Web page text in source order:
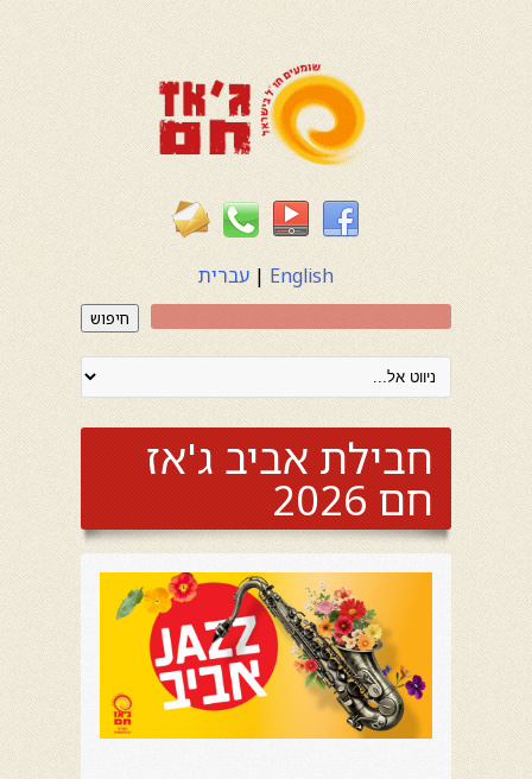
English
| עברית
חיפוש
חבילת אביב ג'אז
חם 2026